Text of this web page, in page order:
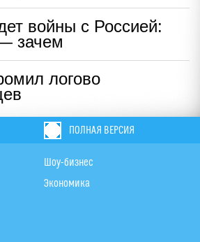
войны с Россией:
зачем
логово
ПОЛНАЯ ВЕРСИЯ
Шоу-бизнес
Экономика